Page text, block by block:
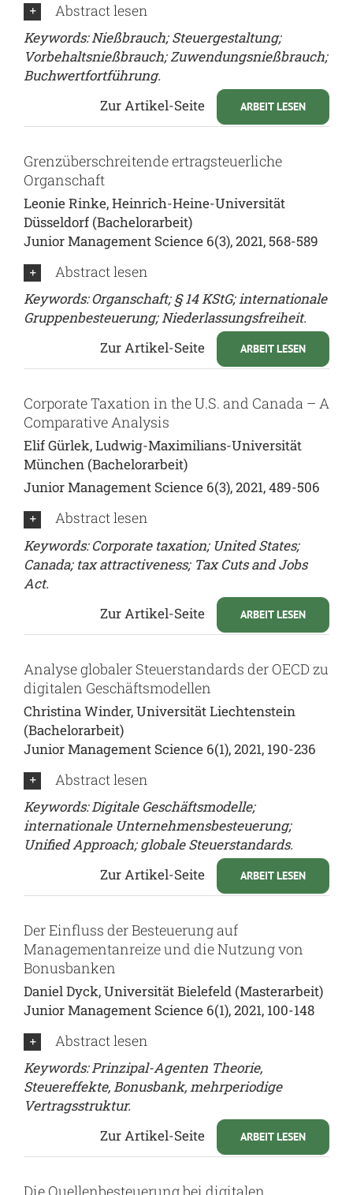
Abstract lesen
Keywords: Nießbrauch; Steuergestaltung;
Vorbehaltsnießbrauch; Zuwendungsnießbrauch;
Buchwertfortführung.
ARBEIT LESEN
Zur Artikel-Seite
Grenzüberschreitende ertragsteuerliche
Organschaft
Leonie Rinke, Heinrich-Heine-Universität
Düsseldorf (Bachelorarbeit)
Junior Management Science 6(3), 2021, 568-589
Abstract lesen
Keywords: Organschaft; § 14 KStG; internationale
Gruppenbesteuerung; Niederlassungsfreiheit.
ARBEIT LESEN
Zur Artikel-Seite
Corporate Taxation in the U.S. and Canada – A
Comparative Analysis
Elif Gürlek, Ludwig-Maximilians-Universität
München (Bachelorarbeit)
Junior Management Science 6(3), 2021, 489-506
Abstract lesen
Keywords:Corporate taxation; United States;
Canada; tax attractiveness; Tax Cuts and Jobs
Act.
ARBEIT LESEN
Zur Artikel-Seite
Analyse globaler Steuerstandards der OECD zu
digitalen Geschäftsmodellen
Christina Winder, Universität Liechtenstein
(Bachelorarbeit)
Junior Management Science 6(1), 2021, 190-236
Abstract lesen
Keywords: Digitale Geschäftsmodelle;
internationale Unternehmensbesteuerung;
Unified Approach; globale Steuerstandards.
ARBEIT LESEN
Zur Artikel-Seite
Der Einfluss der Besteuerung auf
Managementanreize und die Nutzung von
Bonusbanken
Daniel Dyck, Universität Bielefeld (Masterarbeit)
Junior Management Science 6(1), 2021, 100-148
Abstract lesen
Keywords: Prinzipal-Agenten Theorie,
Steuereffekte, Bonusbank, mehrperiodige
Vertragsstruktur.
ARBEIT LESEN
Zur Artikel-Seite